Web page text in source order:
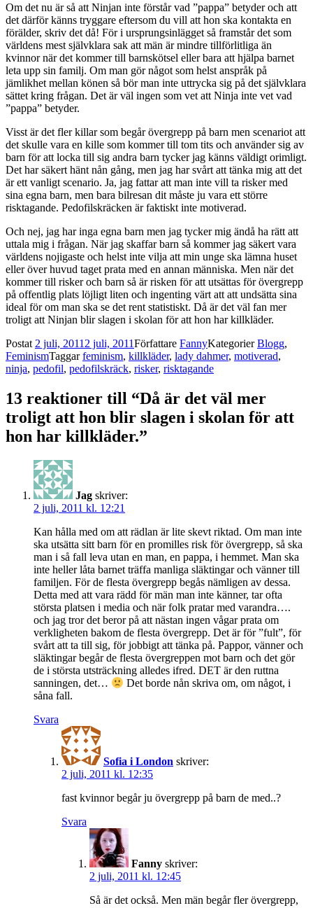
Om det nu är så att Ninjan inte förstår vad ”pappa” betyder och att
det därför känns tryggare eftersom du vill att hon ska kontakta en
förälder, skriv det då! För i ursprungsinlägget så framstår det som
världens mest självklara sak att män är mindre tillförlitliga än
kvinnor när det kommer till barnskötsel eller bara att hjälpa barnet
leta upp sin familj. Om man gör något som helst anspråk på
jämlikhet mellan könen så bör man inte uttrycka sig på det självklara
sättet kring frågan. Det är väl ingen som vet att Ninja inte vet vad
”pappa” betyder.
Visst är det fler killar som begår övergrepp på barn men scenariot att
det skulle vara en kille som kommer till tom tits och använder sig av
barn för att locka till sig andra barn tycker jag känns väldigt orimligt.
Det har säkert hänt nån gång, men jag har svårt att tänka mig att det
är ett vanligt scenario. Ja, jag fattar att man inte vill ta risker med
sina egna barn, men bara bilresan dit måste ju vara ett större
risktagande. Pedofilskräcken är faktiskt inte motiverad.
Och nej, jag har inga egna barn men jag tycker mig ändå ha rätt att
uttala mig i frågan. När jag skaffar barn så kommer jag säkert vara
världens nojigaste och helst inte vilja att min unge ska lämna huset
eller över huvud taget prata med en annan människa. Men när det
kommer till risker och barn så är risken för att utsättas för övergrepp
på offentlig plats löjligt liten och ingenting värt att att undsätta sina
ideal för om man ska se det rent statistiskt. Då är det väl fan mer
troligt att Ninjan blir slagen i skolan för att hon har killkläder.
Postat 2 juli, 2011 2 juli, 2011Författare FannyKategorierBlogg,
FeminismTaggarfeminism, killkläder, lady dahmer, motiverad,
ninja, pedofil, pedofilskräck, risker, risktagande
13 reaktioner till “Då är det väl mer
troligt att hon blir slagen i skolan för att
hon har killkläder.”
Jag skriver:
2 juli, 2011 kl. 12:21
Kan hålla med om att rädlan är lite skevt riktad. Om man inte
ska utsätta sitt barn för en promilles risk för övergrepp, så ska
man i så fall leva utan en man, en pappa, i hemmet. Man ska
inte heller låta barnet träffa manliga släktingar och vänner till
familjen. För de flesta övergrepp begås nämligen av dessa.
Detta med att vara rädd för män man inte känner, tar ofta
största platsen i media och när folk pratar med varandra….
och jag tror det beror på att nästan ingen vågar prata om
verkligheten bakom de flesta övergrepp. Det är för ”fult”, för
svårt att ta till sig, för jobbigt att tänka på. Pappor, vänner och
släktingar begår de flesta övergreppen mot barn och det gör
de i största utsträckning alledes ifred. DET är den ruttna
sanningen, det…
Det borde nån skriva om, om något, i
såna fall.
Svara
Sofia i London skriver:
2 juli, 2011 kl. 12:35
fast kvinnor begår ju övergrepp på barn de med..?
Svara
Fanny skriver:
2 juli, 2011 kl. 12:45
Så är det också. Men män begår fler övergrepp,